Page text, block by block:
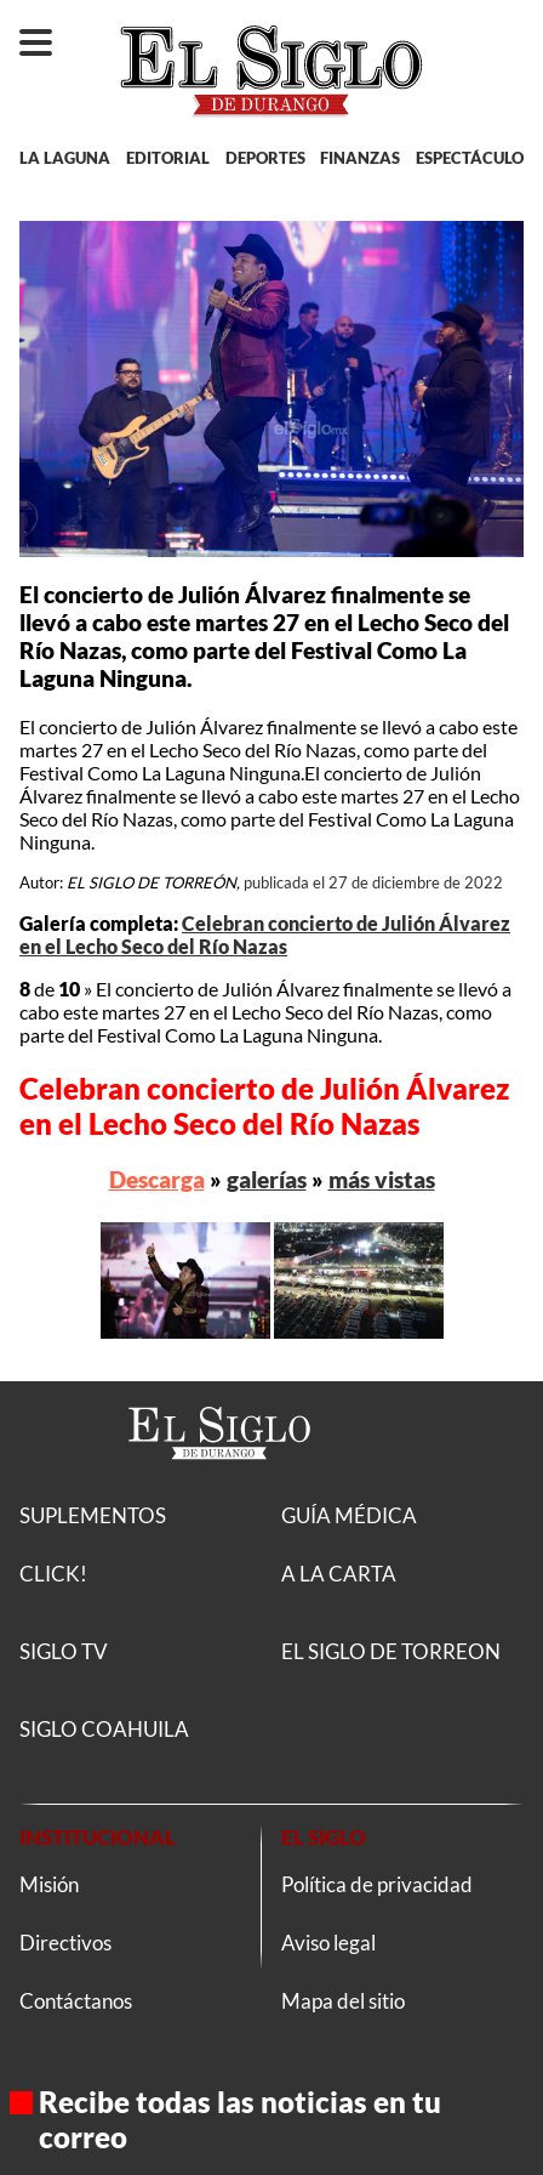
LA LAGUNA EDITORIAL DEPORTES FINANZAS ESPECTÁCULOS
El concierto de Julión Álvarez finalmente se
llevó a cabo este martes 27 en el Lecho Seco del
Río Nazas, como parte del Festival Como La
Laguna Ninguna.
El concierto de Julión Álvarez finalmente se llevó a cabo este
martes 27 en el Lecho Seco del Río Nazas, como parte del
Festival Como La Laguna Ninguna.El concierto de Julión
Álvarez finalmente se llevó a cabo este martes 27 en el Lecho
Seco del Río Nazas, como parte del Festival Como La Laguna
Ninguna.
Autor: EL SIGLO DE TORREÓN, publicada el 27 de diciembre de 2022
Galería completa:Celebran concierto de Julión Álvarez
en el Lecho Seco del Río Nazas
8de 10 » El concierto de Julión Álvarez finalmente se llevó a
cabo este martes 27 en el Lecho Seco del Río Nazas, como
parte del Festival Como La Laguna Ninguna.
Celebran concierto de Julión Álvarez
en el Lecho Seco del Río Nazas
Descarga» galerías» más vistas
SUPLEMENTOS
CLICK!
GUÍA MÉDICA
A LA CARTA
SIGLO TV EL SIGLO DE TORREON
SIGLO COAHUILA
INSTITUCIONAL
Misión
Directivos
Contáctanos
EL SIGLO
Política de privacidad
Aviso legal
Mapa del sitio
Recibe todas las noticias en tu
correo